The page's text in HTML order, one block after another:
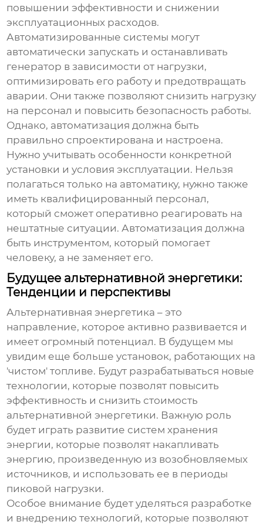
повышении эффективности и снижении
эксплуатационных расходов.
Автоматизированные системы могут
автоматически запускать и останавливать
генератор в зависимости от нагрузки,
оптимизировать его работу и предотвращать
аварии. Они также позволяют снизить нагрузку
на персонал и повысить безопасность работы.
Однако, автоматизация должна быть
правильно спроектирована и настроена.
Нужно учитывать особенности конкретной
установки и условия эксплуатации. Нельзя
полагаться только на автоматику, нужно также
иметь квалифицированный персонал,
который сможет оперативно реагировать на
нештатные ситуации. Автоматизация должна
быть инструментом, который помогает
человеку, а не заменяет его.
Будущее альтернативной энергетики:
Тенденции и перспективы
Альтернативная энергетика – это
направление, которое активно развивается и
имеет огромный потенциал. В будущем мы
увидим еще больше установок, работающих на
'чистом' топливе. Будут разрабатываться новые
технологии, которые позволят повысить
эффективность и снизить стоимость
альтернативной энергетики. Важную роль
будет играть развитие систем хранения
энергии, которые позволят накапливать
энергию, произведенную из возобновляемых
источников, и использовать ее в периоды
пиковой нагрузки.
Особое внимание будет уделяться разработке
и внедрению технологий, которые позволяют